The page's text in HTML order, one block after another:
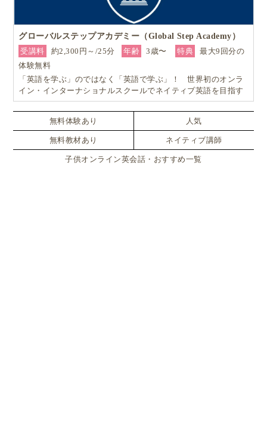
グローバルステップアカデミー（Global Step Academy）
受講料
約2,300円～/25分 年齢 3歳〜 特典
最大9回分の
体験無料
「英語を学ぶ」のではなく「英語で学ぶ」！ 世界初のオンラ
イン・インターナショナルスクールでネイティブ英語を目指す
無料体験あり 人気
無料教材あり ネイティブ講師
子供オンライン英会話・おすすめ一覧